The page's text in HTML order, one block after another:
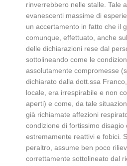
rinverrebbero nelle stalle. Tale
evanescenti massime di
un accertamento in fatto che il
comunque, effettuato, anche
delle dichiarazioni rese dal
sottolineando come le
assolutamente compromesse
dichiarato dalla dott.ssa
locale, era irrespirabile e non
aperti) e come, da tale
già richiamate affezioni
condizione di fortissimo disagio
estremamente reattivi e fobici.
peraltro, assume ben poco
correttamente sottolineato dal